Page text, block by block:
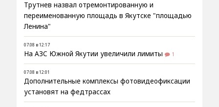
Трутнев назвал отремонтированную и
переименованную площадь в Якутске "площадью
Ленина"
07.08 в 12:17
На АЗС Южной Якутии увеличили лимиты 1
07.08 в 12:01
Дополнительные комплексы фотовидеофиксации
установят на федтрассах